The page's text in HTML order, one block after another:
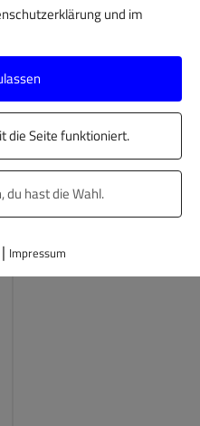
Aktionen ausführen.
So lassen sich z.B.
Probiert es doch direkt
und im
die Seite funktioniert.
du hast die Wahl.
| Impressum